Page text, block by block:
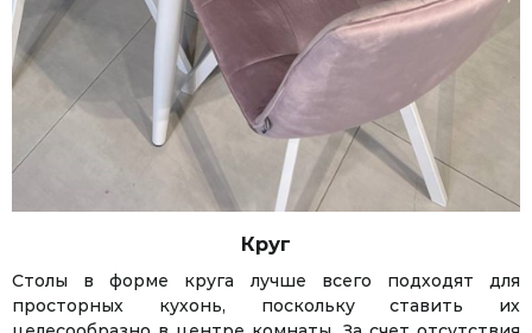
Круг
Столы в форме круга лучше всего подходят для
просторных кухонь, поскольку ставить их